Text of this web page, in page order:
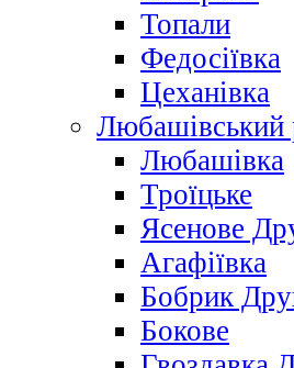
Топали
Федосіївка
Цеханівка
Любашівський
Любашівка
Троїцьке
Ясенове
Агафіївка
Бобрик
Бокове